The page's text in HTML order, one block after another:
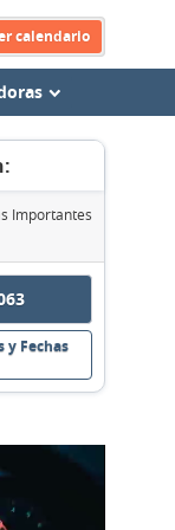
calendario
Importantes
y Fechas